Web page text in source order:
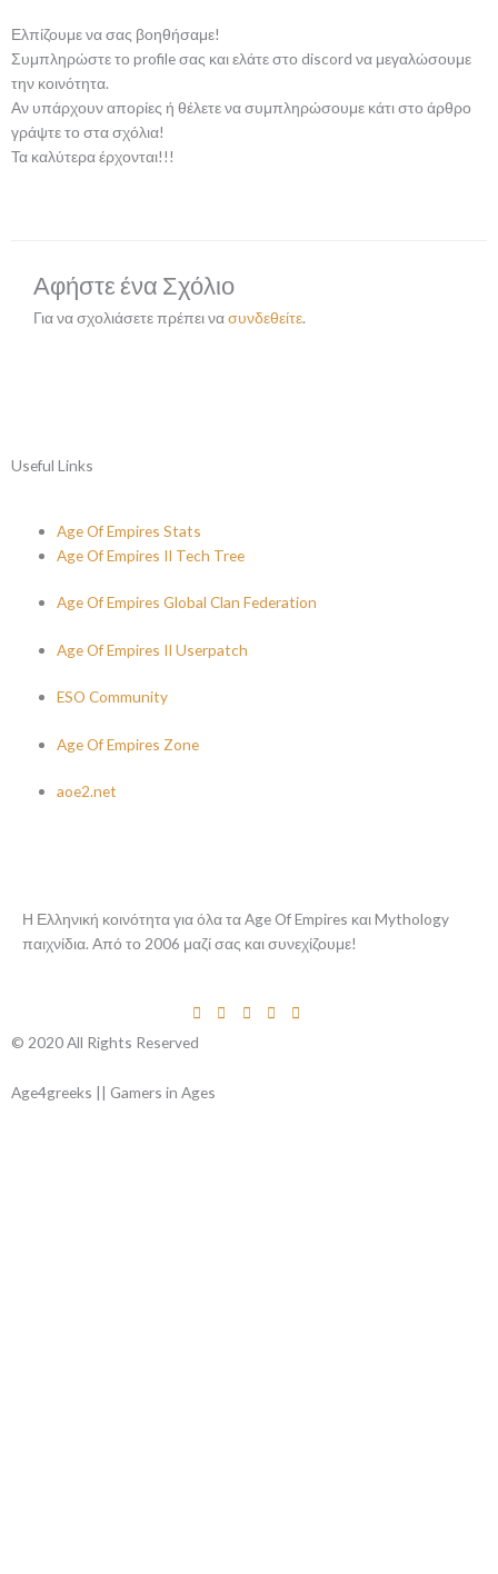
Ελπίζουμε να σας βοηθήσαμε!
Συμπληρώστε το profile σας και ελάτε στο discord να μεγαλώσουμε
την κοινότητα.
Αν υπάρχουν απορίες ή θέλετε να συμπληρώσουμε κάτι στο άρθρο
γράψτε το στα σχόλια!
Τα καλύτερα έρχονται!!!
Αφήστε ένα Σχόλιο
Για να σχολιάσετε πρέπει νασυνδεθείτε.
Useful Links
Age Of Empires Stats
Age Of Empires II Tech Tree
Age Of Empires Global Clan Federation
Age Of Empires II Userpatch
ESO Community
Age Of Empires Zone
aoe2.net
Η Ελληνική κοινότητα για όλα τα Age Of Empires και Mythology
παιχνίδια. Από το 2006 μαζί σας και συνεχίζουμε!
© 2020 All Rights Reserved
Age4greeks || Gamers in Ages